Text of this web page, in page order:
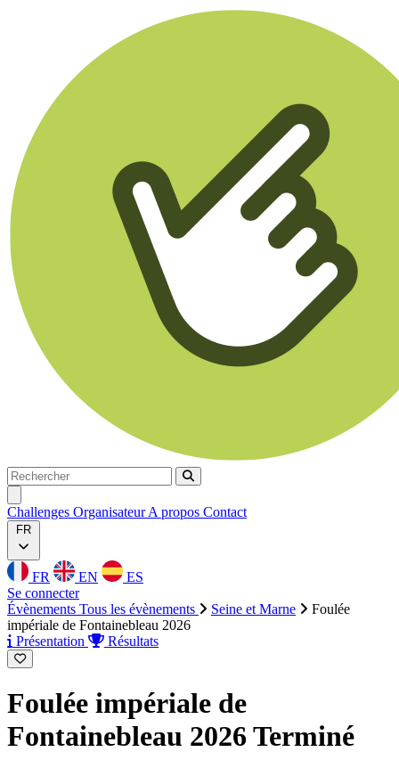
Rechercher
Rechercher
Challenges OrganisateurA propos Contact
FR
FR EN
ES
Se connecter
Évènements Tous les évènements Seine et Marne
Foulée
impériale de Fontainebleau 2026
Présentation
Résultats
Foulée impériale de
Fontainebleau 2026 Terminé